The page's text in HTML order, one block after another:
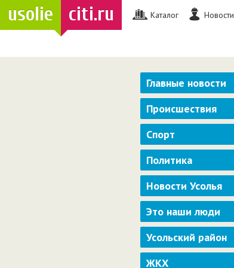
usolie citi.ru Каталог Новости
Главные новости
Происшествия
Спорт
Политика
Новости Усолья
Это наши люди
Усольский район
ЖКХ